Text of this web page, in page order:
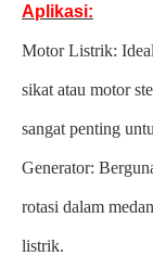
Aplikasi:
Motor Listrik:
sikat atau motor
sangat penting
Generator:
rotasi dalam
listrik.